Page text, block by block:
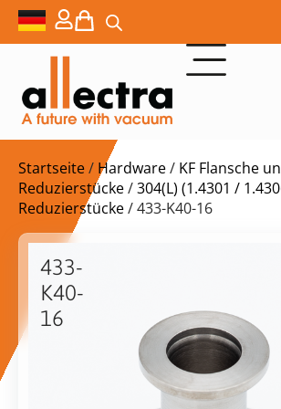
Startseite/ Hardware/ KF Flansche
Reduzierstücke/304(L) (1.4301 /
Reduzierstücke/ 433-K40-16
433-
K40-
16
$